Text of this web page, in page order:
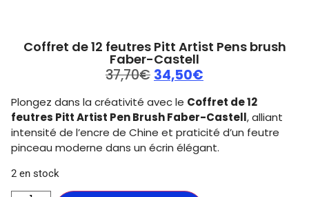
Coffret de 12 feutres Pitt Artist Pens brush
Faber-Castell
37,70€ 34,50€
Plongez dans la créativité avec le Coffret de 12
feutres Pitt Artist Pen Brush Faber-Castell, alliant
intensité de l’encre de Chine et praticité d’un feutre
pinceau moderne dans un écrin élégant.
2 en stock